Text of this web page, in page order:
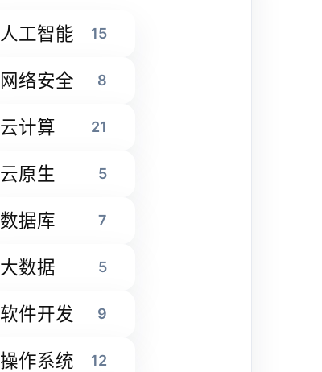
人工智能 15
网络安全 8
云计算 21
云原生 5
数据库 7
大数据 5
软件开发 9
操作系统 12